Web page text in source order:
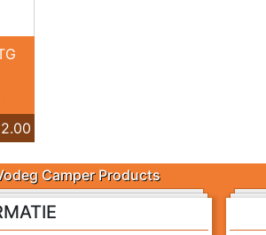
Camper Products